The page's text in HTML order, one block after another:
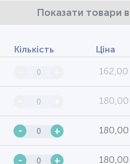
Показати товари
Кількість Ціна
162,00
180,00
- + 180,00
- + 180,00